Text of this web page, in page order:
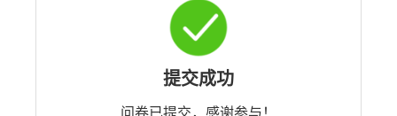
提交成功
问卷已提交，感谢参与！